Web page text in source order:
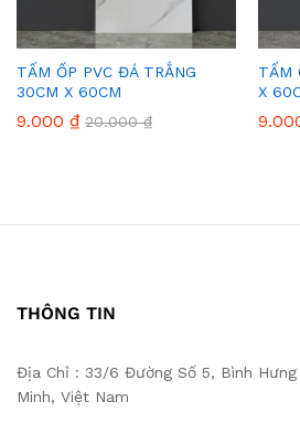
TẤM ỐP PVC ĐÁ TRẮNG
30CM X 60CM
9.000 ₫ 20.000₫
TẤM
X
THÔNG TIN
Địa Chỉ : 33/6 Đường Số 5, Bình Hưng
Minh, Việt Nam